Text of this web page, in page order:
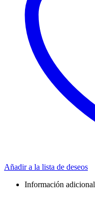
Añadir a la lista de deseos
Información adicional